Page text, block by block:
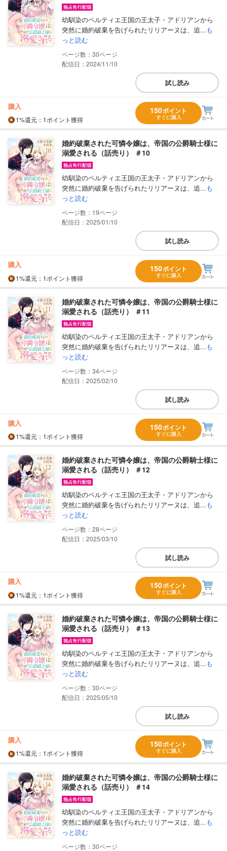
幼馴染のペルティエ王国の王太子・アドリアンから
突然に婚約破棄を告げられたリリアーヌは、追...も
っと読む
30
配信日：2024/11/10
試し読み
購入
1%還元 ：1ポイント獲得
150ポイント
すぐに購入
婚約破棄された可憐令嬢は、帝国の公爵騎士様に
溺愛される（話売り） ＃10
幼馴染のペルティエ王国の王太子・アドリアンから
突然に婚約破棄を告げられたリリアーヌは、追...も
っと読む
19
配信日：2025/01/10
試し読み
購入
1%還元 ：1ポイント獲得
150ポイント
すぐに購入
婚約破棄された可憐令嬢は、帝国の公爵騎士様に
溺愛される（話売り） ＃11
幼馴染のペルティエ王国の王太子・アドリアンから
突然に婚約破棄を告げられたリリアーヌは、追...も
っと読む
34
配信日：2025/02/10
試し読み
購入
1%還元 ：1ポイント獲得
150ポイント
すぐに購入
婚約破棄された可憐令嬢は、帝国の公爵騎士様に
溺愛される（話売り） ＃12
幼馴染のペルティエ王国の王太子・アドリアンから
突然に婚約破棄を告げられたリリアーヌは、追...も
っと読む
28
配信日：2025/03/10
試し読み
購入
1%還元 ：1ポイント獲得
150ポイント
すぐに購入
婚約破棄された可憐令嬢は、帝国の公爵騎士様に
溺愛される（話売り） ＃13
幼馴染のペルティエ王国の王太子・アドリアンから
突然に婚約破棄を告げられたリリアーヌは、追...も
っと読む
30
配信日：2025/05/10
試し読み
購入
1%還元 ：1ポイント獲得
150ポイント
すぐに購入
婚約破棄された可憐令嬢は、帝国の公爵騎士様に
溺愛される（話売り） ＃14
幼馴染のペルティエ王国の王太子・アドリアンから
突然に婚約破棄を告げられたリリアーヌは、追...も
っと読む
30